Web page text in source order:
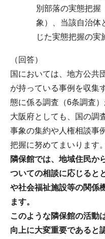
別部落の実態把握
象）、当該自治体
じた実態把握の実
（回答）
国においては、地方公共
が持っている事例を収集
態に係る調査（6条調査）
大阪府としても、国の調
事象の集約や人権相談事
把握に努めてまいります。
隣保館では、地域住民か
ついての相談に応じると
や社会福祉施設等の関係
ます。
このような隣保館の活動
向上に大変重要であると